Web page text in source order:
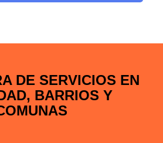
DE SERVICIOS EN
BARRIOS Y